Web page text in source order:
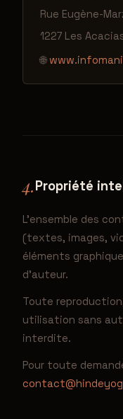
Rue Eugène-
1227 Les
🌐
4.Propriété
L'ensemble des
(textes, images,
éléments
d'auteur.
Toute
utilisation sans
interdite.
Pour toute